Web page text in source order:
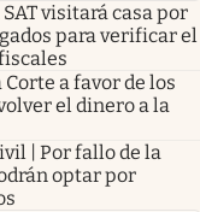
visitará casa por
para verificar el
a favor de los
el dinero a la
| Por fallo de la
optar por